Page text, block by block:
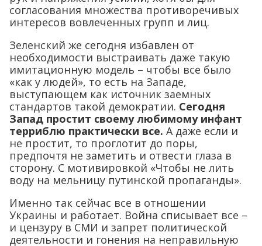
согласования множества противоречивых
интересов вовлеченных групп и лиц.
Зеленский же сегодня избавлен от
необходимости выстраивать даже такую
имитационную модель – чтобы все было
«как у людей», то есть на Западе,
выступающем как источник заемных
стандартов такой демократии. Сегодня
Запад простит своему любимому инфант
терриблю практически все. А даже если и
не простит, то проглотит до поры,
предпочтя не заметить и отвести глаза в
сторону. С мотивировкой «Чтобы не лить
воду на мельницу путинской пропаганды».
Именно так сейчас все в отношении
Украины и работает. Война списывает все –
и цензуру в СМИ и запрет политической
деятельности и гонения на неправильную